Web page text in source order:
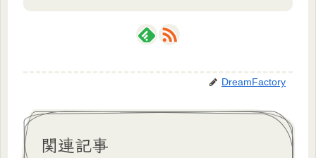
DreamFactory
関連記事